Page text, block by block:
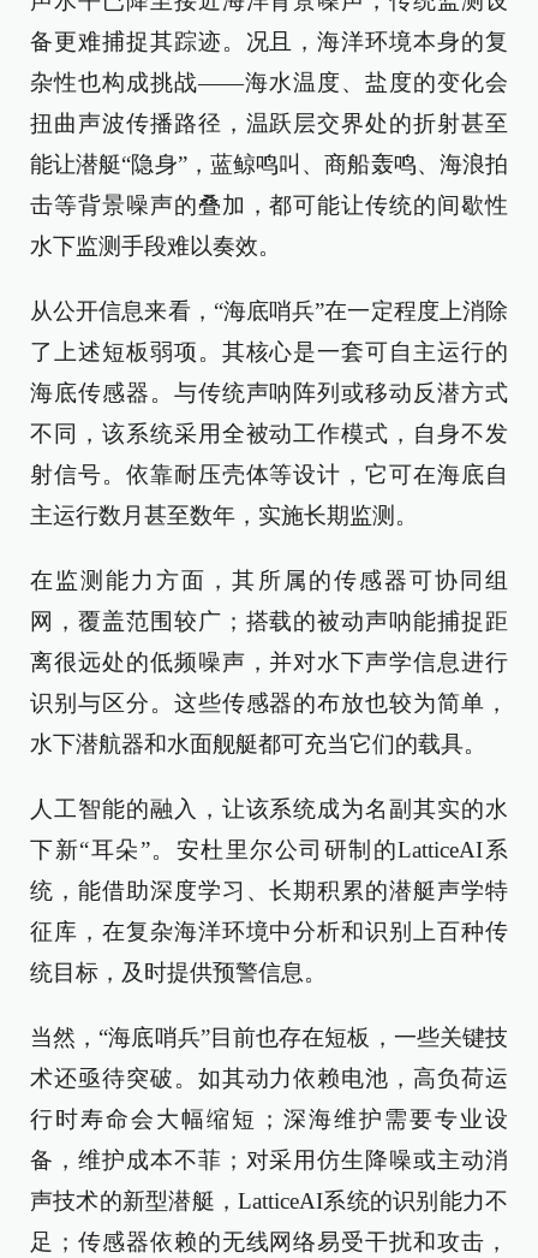
备更难捕捉其踪迹。况且，海洋环境本身的复
杂性也构成挑战——海水温度、盐度的变化会
扭曲声波传播路径，温跃层交界处的折射甚至
能让潜艇“隐身”，蓝鲸鸣叫、商船轰鸣、海浪拍
击等背景噪声的叠加，都可能让传统的间歇性
水下监测手段难以奏效。
从公开信息来看，“海底哨兵”在一定程度上消除
了上述短板弱项。其核心是一套可自主运行的
海底传感器。与传统声呐阵列或移动反潜方式
不同，该系统采用全被动工作模式，自身不发
射信号。依靠耐压壳体等设计，它可在海底自
主运行数月甚至数年，实施长期监测。
在监测能力方面，其所属的传感器可协同组
网，覆盖范围较广；搭载的被动声呐能捕捉距
离很远处的低频噪声，并对水下声学信息进行
识别与区分。这些传感器的布放也较为简单，
水下潜航器和水面舰艇都可充当它们的载具。
人工智能的融入，让该系统成为名副其实的水
下新“耳朵”。安杜里尔公司研制的LatticeAI系
统，能借助深度学习、长期积累的潜艇声学特
征库，在复杂海洋环境中分析和识别上百种传
统目标，及时提供预警信息。
当然，“海底哨兵”目前也存在短板，一些关键技
术还亟待突破。如其动力依赖电池，高负荷运
行时寿命会大幅缩短；深海维护需要专业设
备，维护成本不菲；对采用仿生降噪或主动消
声技术的新型潜艇，LatticeAI系统的识别能力不
足；传感器依赖的无线网络易受干扰和攻击，